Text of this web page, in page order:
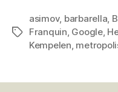
Étiquettes
asimov, barbarella,
Franquin, Google,
Kempelen,